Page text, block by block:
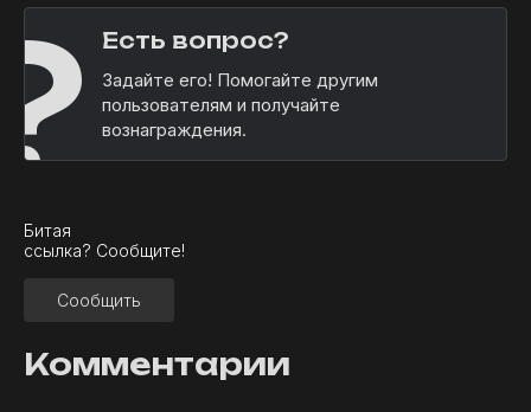
Есть вопрос?
Задайте его! Помогайте другим
пользователям и получайте
вознаграждения.
Битая
ссылка? Сообщите!
Сообщить
Комментарии